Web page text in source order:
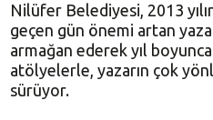
Nilüfer Belediyesi, 2013
geçen gün önemi artan
armağan ederek yıl
atölyelerle, yazarın çok
sürüyor.